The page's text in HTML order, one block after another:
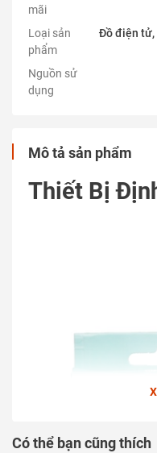
mãi
Loại sản
phẩm
Đồ điện
Nguồn sử
dụng
Mô tả sản phẩm
Thiết Bị
Có thể bạn cũng thích